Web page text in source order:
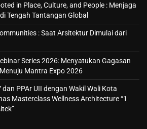
in Place, Culture, and People : Menjaga
Tengah Tantangan Global
: Saat Arsitektur Dimulai dari
Series 2026: Menyatukan Gagasan
Mantra Expo 2026
dan PPAr UII dengan Wakil Wali Kota
Masterclass Wellness Architecture “1